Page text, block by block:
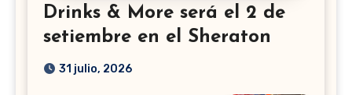
Drinks & More será el 2 de
setiembre en el Sheraton
31 julio, 2026